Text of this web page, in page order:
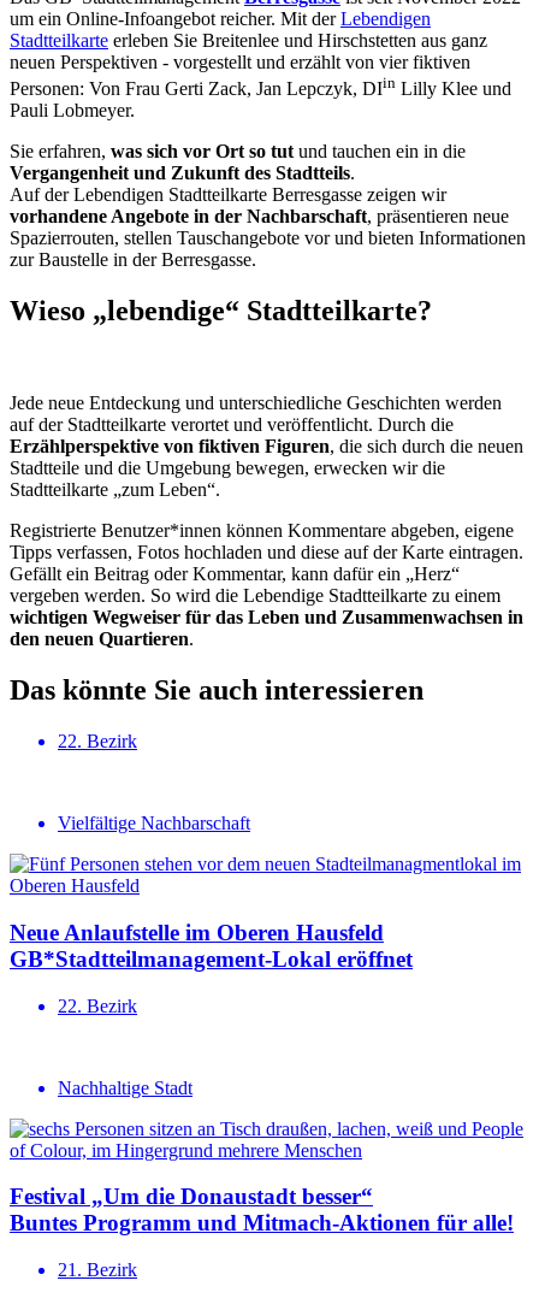
um ein Online-Infoangebot reicher. Mit derLebendigen
Stadtteilkarte erleben Sie Breitenlee und Hirschstetten aus ganz
neuen Perspektiven - vorgestellt und erzählt von vier fiktiven
Personen: Von Frau Gerti Zack, Jan Lepczyk, DIin Lilly Klee und
Pauli Lobmeyer.
Sie erfahren, was sich vor Ort so tutund tauchen ein in die
Vergangenheit und Zukunft des Stadtteils.
Auf der Lebendigen Stadtteilkarte Berresgasse zeigen wir
vorhandene Angebote in der Nachbarschaft, präsentieren neue
Spazierrouten, stellen Tauschangebote vor und bieten Informationen
zur Baustelle in der Berresgasse.
Wieso „lebendige“ Stadtteilkarte?
Jede neue Entdeckung und unterschiedliche Geschichten werden
auf der Stadtteilkarte verortet und veröffentlicht. Durch die
Erzählperspektive von fiktiven Figuren, die sich durch die neuen
Stadtteile und die Umgebung bewegen, erwecken wir die
Stadtteilkarte „zum Leben“.
Registrierte Benutzer*innen können Kommentare abgeben, eigene
Tipps verfassen, Fotos hochladen und diese auf der Karte eintragen.
Gefällt ein Beitrag oder Kommentar, kann dafür ein „Herz“
vergeben werden. So wird die Lebendige Stadtteilkarte zu einem
wichtigen Wegweiser für das Leben und Zusammenwachsen in
den neuen Quartieren.
Das könnte Sie auch interessieren
22. Bezirk
Vielfältige Nachbarschaft
Neue Anlauf­stelle im Oberen Hausfeld
GB*Stadt­teil­ma­na­gement-Lokal eröffnet
22. Bezirk
Nachhaltige Stadt
Festival „Um die Donaustadt besser“
Buntes Programm und Mitmach-Aktionen für alle!
21. Bezirk